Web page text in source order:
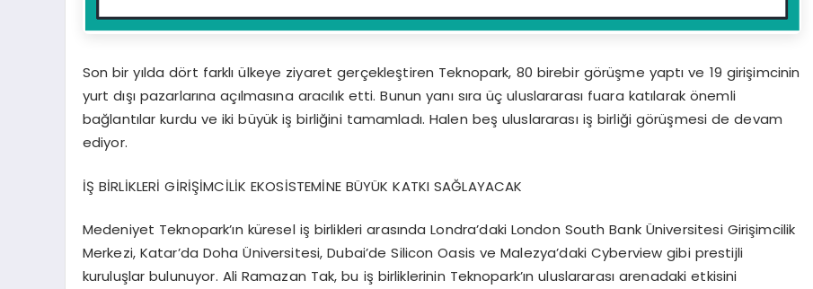
Son bir yılda dört farklı ülkeye ziyaret gerçekleştiren Teknopark, 80 birebir görüşme yaptı ve 19 girişimcinin
yurt dışı pazarlarına açılmasına aracılık etti. Bunun yanı sıra üç uluslararası fuara katılarak önemli
bağlantılar kurdu ve iki büyük iş birliğini tamamladı. Halen beş uluslararası iş birliği görüşmesi de devam
ediyor.
İŞ BİRLİKLERİ GİRİŞİMCİLİK EKOSİSTEMİNE BÜYÜK KATKI SAĞLAYACAK
Medeniyet Teknopark’ın küresel iş birlikleri arasında Londra’daki London South Bank Üniversitesi Girişimcilik
Merkezi, Katar’da Doha Üniversitesi, Dubai’de Silicon Oasis ve Malezya’daki Cyberview gibi prestijli
kuruluşlar bulunuyor. Ali Ramazan Tak, bu iş birliklerinin Teknopark’ın uluslararası arenadaki etkisini